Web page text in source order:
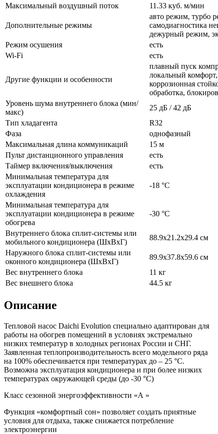
Максимальный воздушный поток
11.33 куб. м/мин
Дополнительные режимы
авто режим, турбо
самодиагностика
дежурный режим,
Режим осушения
есть
Wi-Fi
есть
Другие функции и особенности
плавный пуск
локальный
коррозионная
обработка,
Уровень шума внутреннего блока (мин/
макс)
25 дБ / 42 дБ
Тип хладагента
R32
Фаза
однофазный
Максимальная длина коммуникаций
15 м
Пульт дистанционного управления
есть
Таймер включения/выключения
есть
Минимальная температура для
эксплуатации кондиционера в режиме
охлаждения
-18 °C
Минимальная температура для
эксплуатации кондиционера в режиме
обогрева
-30 °C
Внутреннего блока сплит-системы или
мобильного кондиционера (ШxВxГ)
88.9x21.2x29.4 см
Наружного блока сплит-системы или
оконного кондиционера (ШxВxГ)
89.9x37.8x59.6 см
Вес внутреннего блока
11 кг
Вес внешнего блока
44.5 кг
Описание
Тепловой насос Daichi Evolution специально адаптирован для
работы на обогрев помещений в условиях экстремально
низких температур в холодных регионах России и СНГ.
Заявленная теплопроизводительность всего модельного ряда
на 100% обеспечивается при температурах до – 25 °С.
Возможна эксплуатация кондиционера и при более низких
температурах окружающей среды (до -30 °С)
Класс сезонной энергоэффективности «А »
Функция «комфортный сон» позволяет создать приятные
условия для отдыха, также снижается потребление
электроэнергии